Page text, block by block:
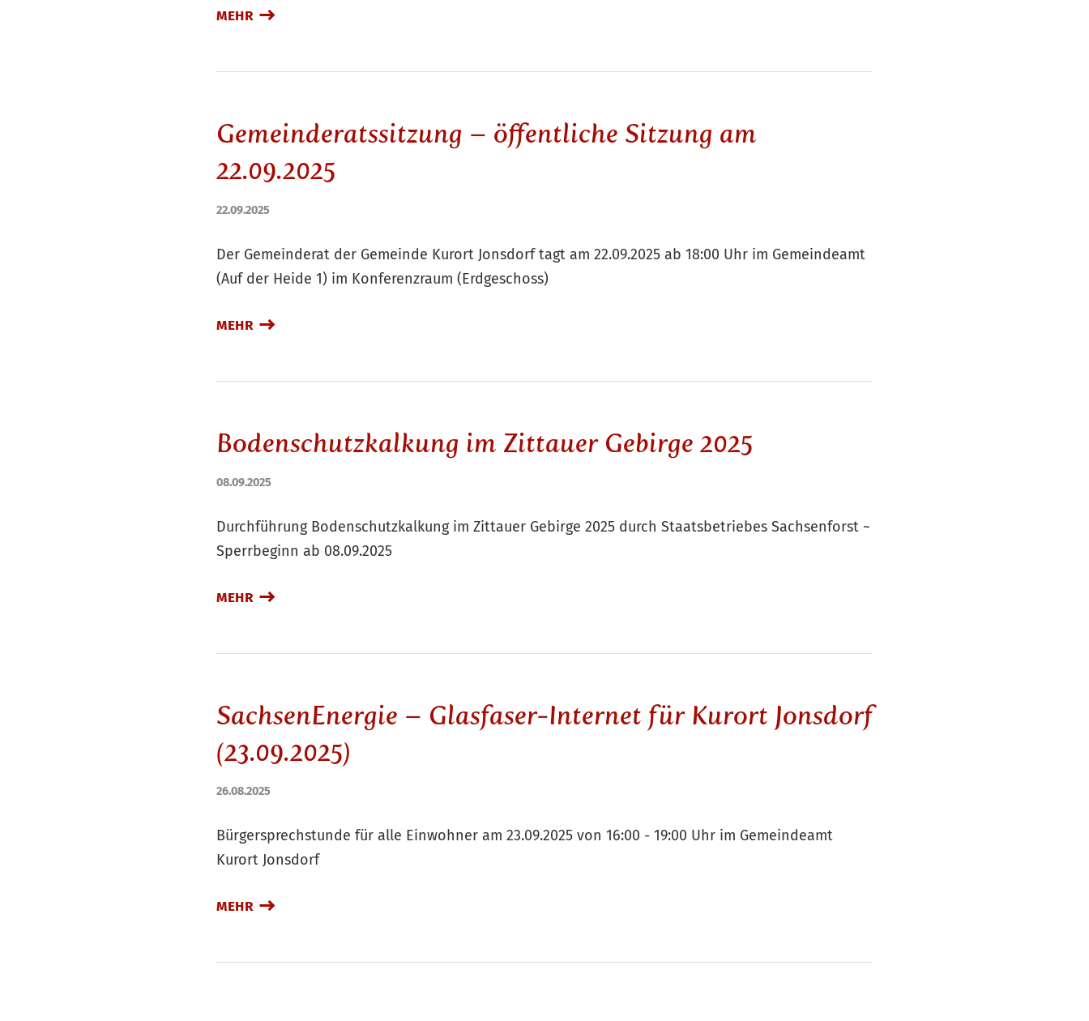
MEHR
Gemeinderatssitzung – öffentliche Sitzung am
22.09.2025
22.09.2025
Der Gemeinderat der Gemeinde Kurort Jonsdorf tagt am 22.09.2025 ab 18:00 Uhr im Gemeindeamt
(Auf der Heide 1) im Konferenzraum (Erdgeschoss)
MEHR
Bodenschutzkalkung im Zittauer Gebirge 2025
08.09.2025
Durchführung Bodenschutzkalkung im Zittauer Gebirge 2025 durch Staatsbetriebes Sachsenforst ~
Sperrbeginn ab 08.09.2025
MEHR
SachsenEnergie – Glasfaser-Internet für Kurort Jonsdorf
(23.09.2025)
26.08.2025
Bürgersprechstunde für alle Einwohner am 23.09.2025 von 16:00 - 19:00 Uhr im Gemeindeamt
Kurort Jonsdorf
MEHR